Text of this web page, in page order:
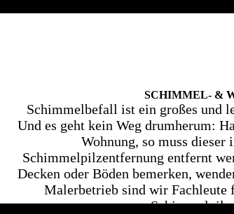
SCHIM­MEL- &
Schimmelbefall ist ein großes und
Und es geht kein Weg drumherum:
Wohnung, so muss dieser
Schimmelpilzentfernung entfernt
Decken oder Böden bemerken,
Malerbetrieb sind wir Fachleute